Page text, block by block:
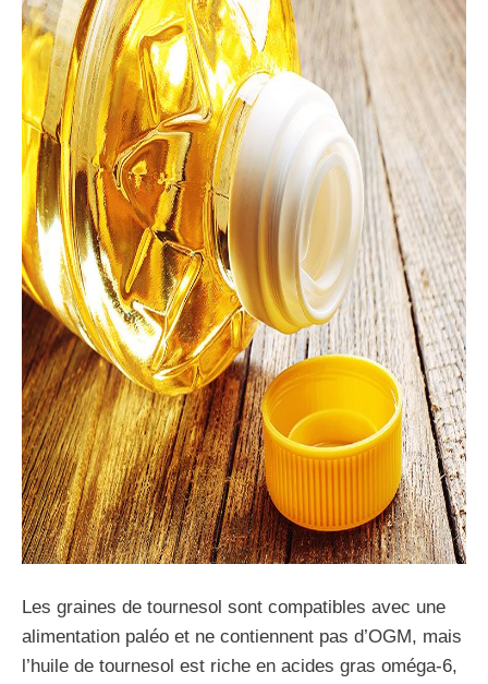
Les graines de tournesol sont compatibles avec une
alimentation paléo et ne contiennent pas d’OGM, mais
l’huile de tournesol est riche en acides gras oméga-6,